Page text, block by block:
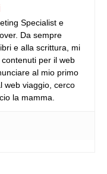
Specialist e
Da sempre
e alla scrittura, mi
per il web
al mio primo
web viaggio, cerco
la mamma.